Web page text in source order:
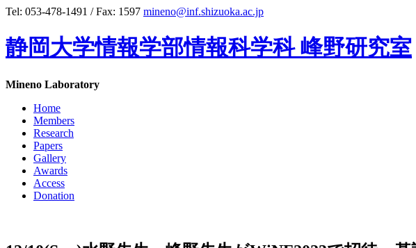
Tel: 053-478-1491 / Fax: 1597 mineno@inf.shizuoka.ac.jp
静岡大学情報学部情報科学科 峰野研究室
Mineno Laboratory
Home
Members
Research
Papers
Gallery
Awards
Access
Donation